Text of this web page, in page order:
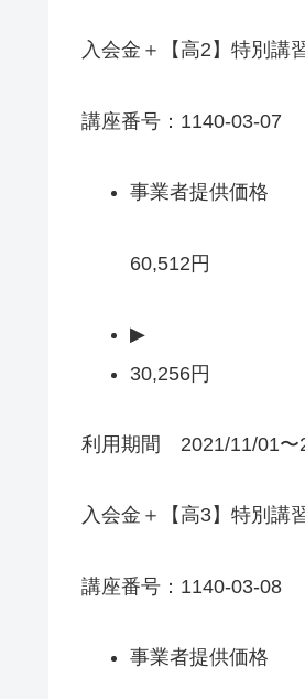
入会金＋【高2】特別講
講座番号：1140-03-07
事業者提供価格
60,512円
▶
30,256円
利用期間 2021/11/01〜
入会金＋【高3】特別講
講座番号：1140-03-08
事業者提供価格